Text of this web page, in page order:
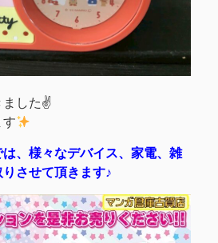
ました✌️
す
、様々なデバイス、家電、雑
させて頂きます♪